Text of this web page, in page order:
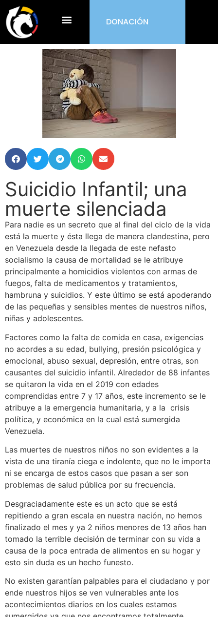
DONACIÓN
Suicidio Infantil; una
muerte silenciada
Para nadie es un secreto que al final del ciclo de la vida
está la muerte y ésta llega de manera clandestina, pero
en Venezuela desde la llegada de este nefasto
socialismo la causa de mortalidad se le atribuye
principalmente a homicidios violentos con armas de
fuegos, falta de medicamentos y tratamientos,
hambruna y suicidios. Y este último se está apoderando
de las pequeñas y sensibles mentes de nuestros niños,
niñas y adolescentes.
Factores como la falta de comida en casa, exigencias
no acordes a su edad, bullying, presión psicológica y
emocional, abuso sexual, depresión, entre otras, son
causantes del suicidio infantil. Alrededor de 88 infantes
se quitaron la vida en el 2019 con edades
comprendidas entre 7 y 17 años, este incremento se le
atribuye a la emergencia humanitaria, y a la crisis
política, y económica en la cual está sumergida
Venezuela.
Las muertes de nuestros niños no son evidentes a la
vista de una tiranía ciega e indolente, que no le importa
ni se encarga de estos casos que pasan a ser son
problemas de salud pública por su frecuencia.
Desgraciadamente este es un acto que se está
repitiendo a gran escala en nuestra nación, no hemos
finalizado el mes y ya 2 niños menores de 13 años han
tomado la terrible decisión de terminar con su vida a
causa de la poca entrada de alimentos en su hogar y
esto sin duda es un hecho funesto.
No existen garantían palpables para el ciudadano y por
ende nuestros hijos se ven vulnerables ante los
acontecimientos diarios en los cuales estamos